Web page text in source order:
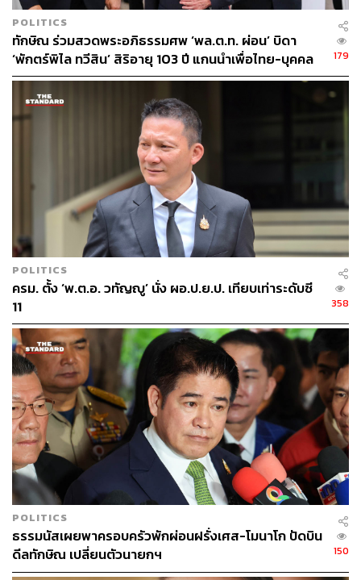
TAGS: ทักษิณ ชินวัตร OTOP ภาคอีสาน ISAN NEXT
344
ABOUT THE AUTHOR
THE STANDARD TEAM
กองบรรณาธิการ THE STANDARD
POLITICS
ทักษิณ ร่วมสวดพระอภิธรรมศพ ‘พล.ต.ท. ผ่อน’ บิดา
‘พักตร์พิไล ทวีสิน’ สิริอายุ 103 ปี แกนนำเพื่อไทย-บุคคล
หลากวงการร่วมอาลัย
179
POLITICS
ครม. ตั้ง ‘พ.ต.อ. วทัญญู’ นั่ง ผอ.ป.ย.ป. เทียบเท่าระดับซี
11
358
POLITICS
ธรรมนัสเผยพาครอบครัวพักผ่อนฝรั่งเศส-โมนาโก ปัดบิน
ดีลทักษิณ เปลี่ยนตัวนายกฯ
150